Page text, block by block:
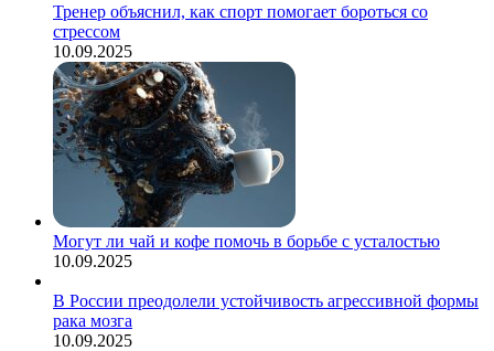
Тренер объяснил, как спорт помогает бороться со
стрессом
10.09.2025
Могут ли чай и кофе помочь в борьбе с усталостью
10.09.2025
В России преодолели устойчивость агрессивной формы
рака мозга
10.09.2025